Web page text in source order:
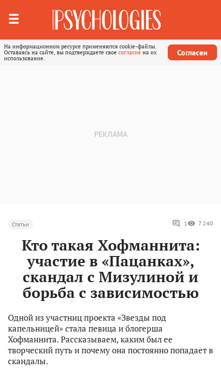
На информационном ресурсе применяются cookie-файлы.
Оставаясь на сайте, вы подтверждаете свое согласие на их
использование.
Согласен
Статьи 1 7 240
Кто такая Хофманнита:
участие в «Пацанках»,
скандал с Мизулиной и
борьба с зависимостью
Одной из участниц проекта «Звезды под
капельницей» стала певица и блогерша
Хофманнита. Рассказываем, каким был ее
творческий путь и почему она постоянно попадает в
скандалы.